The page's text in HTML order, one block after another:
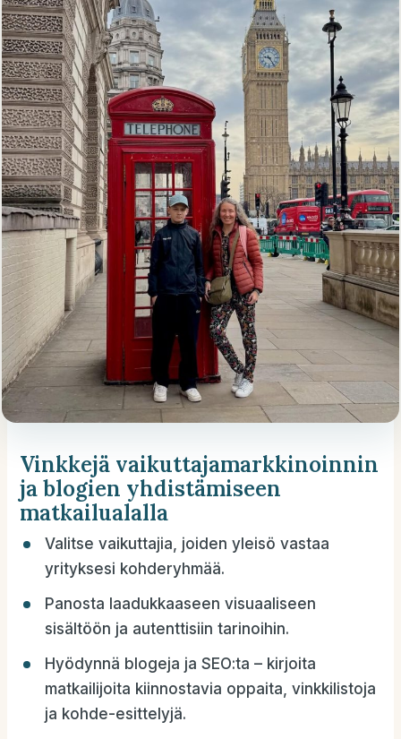
Vinkkejä vaikuttajamarkkinoinnin
ja blogien yhdistämiseen
matkailualalla
Valitse vaikuttajia, joiden yleisö vastaa
yrityksesi kohderyhmää.
Panosta laadukkaaseen visuaaliseen
sisältöön ja autenttisiin tarinoihin.
Hyödynnä blogeja ja SEO:ta – kirjoita
matkailijoita kiinnostavia oppaita, vinkkilistoja
ja kohde-esittelyjä.